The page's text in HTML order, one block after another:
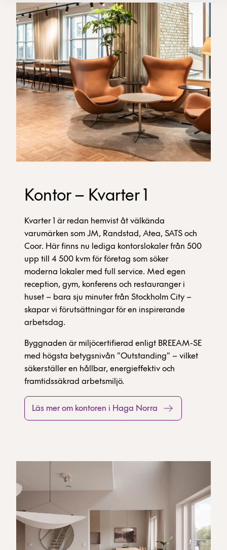
Kontor – Kvarter 1
Kvarter 1 är redan hemvist åt välkända
varumärken som JM, Randstad, Atea, SATS och
Coor. Här finns nu lediga kontorslokaler från 500
upp till 4 500 kvm för företag som söker
moderna lokaler med full service. Med egen
reception, gym, konferens och restauranger i
huset – bara sju minuter från Stockholm City –
skapar vi förutsättningar för en inspirerande
arbetsdag.
Byggnaden är miljöcertifierad enligt BREEAM-SE
med högsta betygsnivån "Outstanding" – vilket
säkerställer en hållbar, energieffektiv och
framtidssäkrad arbetsmiljö.
Läs mer om kontoren i Haga Norra